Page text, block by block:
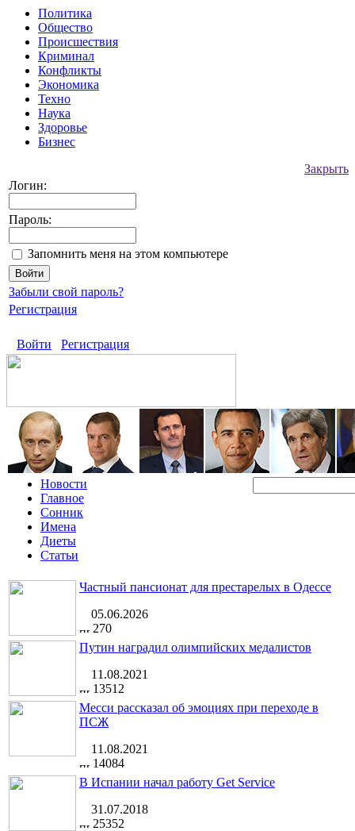
Политика
Общество
Происшествия
Криминал
Конфликты
Экономика
Техно
Наука
Здоровье
Бизнес
Закрыть
Логин:
Пароль:
Запомнить меня на этом компьютере
Забыли свой пароль?
Регистрация
Войти Регистрация
Новости
Главное
Сонник
Имена
Диеты
Статьи
Частный пансионат для престарелых в Одессе
05.06.2026
270
Путин наградил олимпийских медалистов
11.08.2021
13512
Месси рассказал об эмоциях при переходе в
ПСЖ
11.08.2021
14084
В Испании начал работу Get Service
31.07.2018
25352